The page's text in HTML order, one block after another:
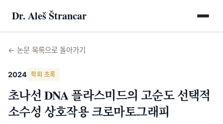
Dr. Aleš Štrancar
← 논문 목록으로 돌아가기
2024 학회 초록
초나선 DNA 플라스미드의 고순도 선택적
소수성 상호작용 크로마토그래피